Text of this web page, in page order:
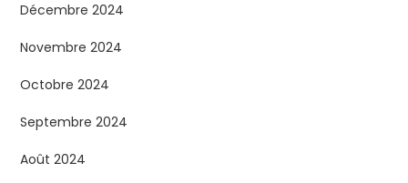
Décembre 2024
Novembre 2024
Octobre 2024
Septembre 2024
Août 2024